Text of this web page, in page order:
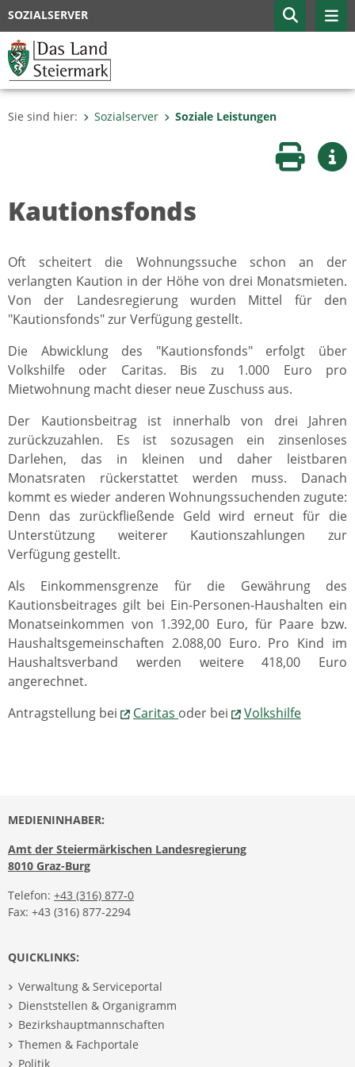
SOZIALSERVER
Sie sind hier: Sozialserver Soziale Leistungen
Seite
Kautionsfonds
Oft scheitert die Wohnungssuche schon an der
verlangten Kaution in der Höhe von drei Monatsmieten.
Von der Landesregierung wurden Mittel für den
"Kautionsfonds" zur Verfügung gestellt.
Die Abwicklung des "Kautionsfonds" erfolgt über
Volkshilfe oder Caritas. Bis zu 1.000 Euro pro
Mietwohnung macht dieser neue Zuschuss aus.
Der Kautionsbeitrag ist innerhalb von drei Jahren
zurückzuzahlen. Es ist sozusagen ein zinsenloses
Darlehen, das in kleinen und daher leistbaren
Monatsraten rückerstattet werden muss. Danach
kommt es wieder anderen Wohnungssuchenden zugute:
Denn das zurückfließende Geld wird erneut für die
Unterstützung weiterer Kautionszahlungen zur
Verfügung gestellt.
Als Einkommensgrenze für die Gewährung des
Kautionsbeitrages gilt bei Ein-Personen-Haushalten ein
Monatseinkommen von 1.392,00 Euro, für Paare bzw.
Haushaltsgemeinschaften 2.088,00 Euro. Pro Kind im
Haushaltsverband werden weitere 418,00 Euro
angerechnet.
Antragstellung bei
Caritas oder bei Volkshilfe
MEDIENINHABER:
Amt der Steiermärkischen Landesregierung
8010 Graz-Burg
Telefon: +43 (316) 877-0
Fax: +43 (316) 877-2294
QUICKLINKS:
Verwaltung & Serviceportal
Dienststellen & Organigramm
Bezirkshauptmannschaften
Themen & Fachportale
Politik